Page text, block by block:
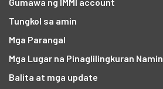
Tungkol sa amin
Mga Parangal
Mga Lugar na Pinaglilingkuran Namin
Balita at mga update